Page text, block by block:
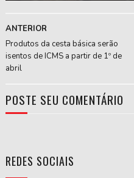
ANTERIOR
Produtos da cesta básica serão
isentos de ICMS a partir de 1º de
abril
POSTE SEU COMENTÁRIO
REDES SOCIAIS